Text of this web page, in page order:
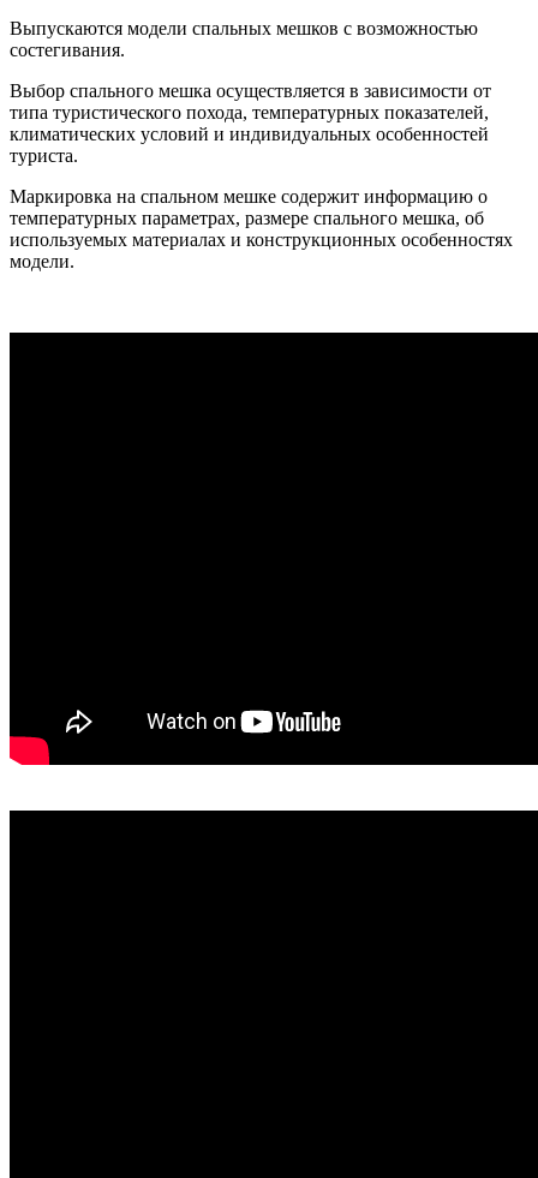
Выпускаются модели спальных мешков с возможностью
состегивания.
Выбор спального мешка осуществляется в зависимости от
типа туристического похода, температурных показателей,
климатических условий и индивидуальных особенностей
туриста.
Маркировка на спальном мешке содержит информацию о
температурных параметрах, размере спального мешка, об
используемых материалах и конструкционных особенностях
модели.